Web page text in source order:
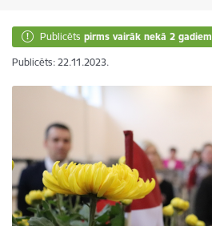
Publicēts pirms vairāk nekā 2 gadiem
Publicēts: 22.11.2023.